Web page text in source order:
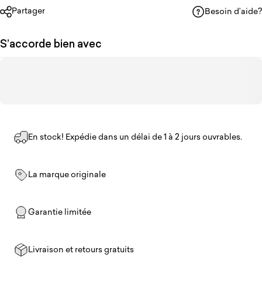
Partager Besoin d’aide?
S’accorde bien avec
En stock! Expédie dans un délai de 1 à 2 jours ouvrables.
La marque originale
Garantie limitée
Livraison et retours gratuits